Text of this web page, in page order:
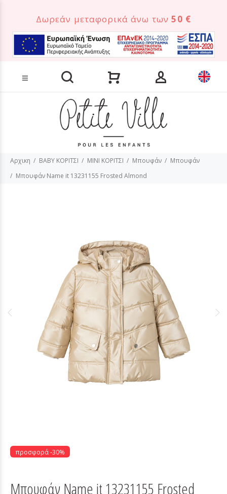
Δωρεάν μεταφορικά άνω των50 €
Αρχικη BABY ΚΟΡΙΤΣΙ MINI ΚΟΡΙΤΣΙ Μπουφάν
Μπουφάν
Μπουφάν Name it 13231155 Frosted Almond
προσφορά -30%
Μπουφάν Name it 13231155 Frosted